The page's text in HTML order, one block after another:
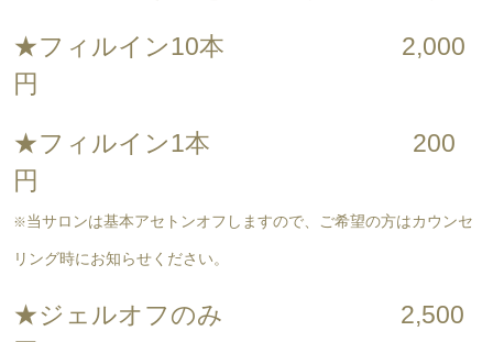
★フィルイン10本 2,000
円
★フィルイン1本 200
円
※当サロンは基本アセトンオフしますので、 ご希望の方はカウンセ
リング時にお知らせください。
★ジェルオフのみ 2,500